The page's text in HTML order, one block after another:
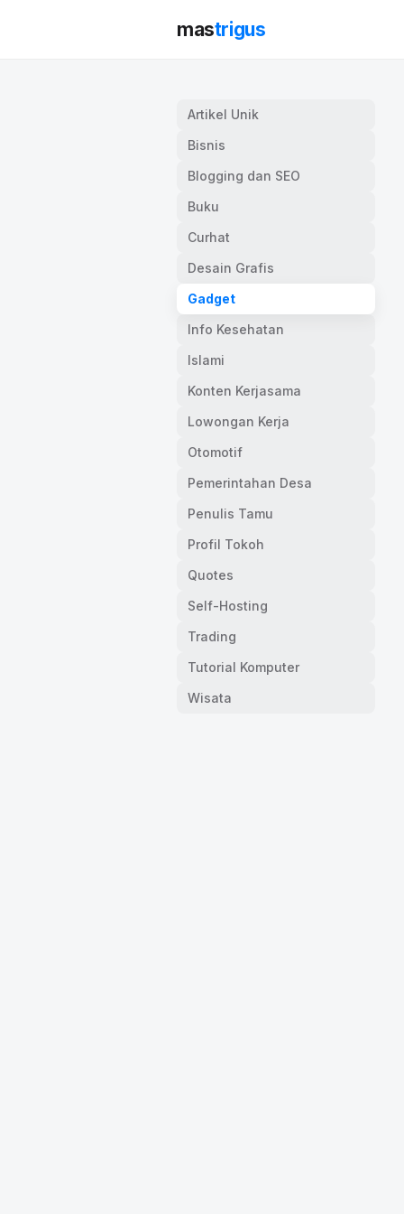
mastrigus
Artikel Unik
Bisnis
Blogging dan SEO
Buku
Curhat
Desain Grafis
Gadget
Info Kesehatan
Islami
Konten Kerjasama
Lowongan Kerja
Otomotif
Pemerintahan Desa
Penulis Tamu
Profil Tokoh
Quotes
Self-Hosting
Trading
Tutorial Komputer
Wisata